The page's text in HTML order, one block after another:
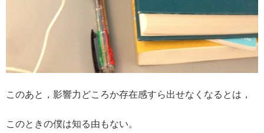
このあと，影響力どころか存在感すら出せなくなるとは，
このときの僕は知る由もない。